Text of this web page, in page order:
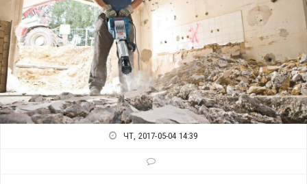
ЧТ, 2017-05-04 14:39